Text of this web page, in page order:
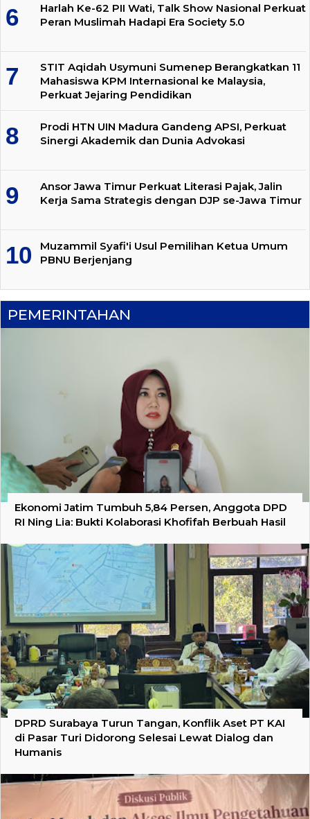
Harlah Ke-62 PII Wati, Talk Show Nasional Perkuat
Peran Muslimah Hadapi Era Society 5.0
STIT Aqidah Usymuni Sumenep Berangkatkan 11
Mahasiswa KPM Internasional ke Malaysia,
Perkuat Jejaring Pendidikan
Prodi HTN UIN Madura Gandeng APSI, Perkuat
Sinergi Akademik dan Dunia Advokasi
Ansor Jawa Timur Perkuat Literasi Pajak, Jalin
Kerja Sama Strategis dengan DJP se-Jawa Timur
Muzammil Syafi'i Usul Pemilihan Ketua Umum
PBNU Berjenjang
PEMERINTAHAN
Ekonomi Jatim Tumbuh 5,84 Persen, Anggota DPD
RI Ning Lia: Bukti Kolaborasi Khofifah Berbuah Hasil
DPRD Surabaya Turun Tangan, Konflik Aset PT KAI
di Pasar Turi Didorong Selesai Lewat Dialog dan
Humanis